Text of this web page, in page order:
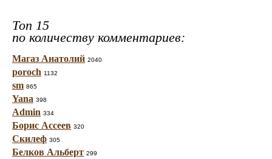
Топ 15
по количеству комментариев:
Магаз Анатолий 2040
poroch 1132
sm 865
Yana 398
Admin 334
Борис Ассеев 320
Скилеф 305
Белков Альберт 299